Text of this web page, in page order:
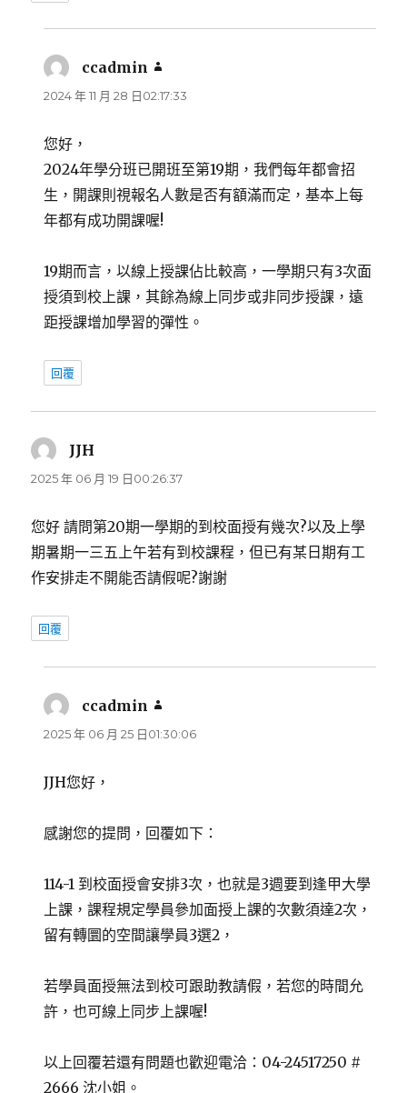
ccadmin
示:
2024 年 11 月 28 日02:17:33
您好，
2024年學分班已開班至第19期，我們每年都會招
生，開課則視報名人數是否有額滿而定，基本上每
年都有成功開課喔!
19期而言，以線上授課佔比較高，一學期只有3次面
授須到校上課，其餘為線上同步或非同步授課，遠
距授課增加學習的彈性。
回覆
JJH
示:
2025 年 06 月 19 日00:26:37
您好 請問第20期一學期的到校面授有幾次?以及上學
期暑期一三五上午若有到校課程，但已有某日期有工
作安排走不開能否請假呢?謝謝
回覆
ccadmin
示:
2025 年 06 月 25 日01:30:06
JJH您好，
感謝您的提問，回覆如下：
114-1 到校面授會安排3次，也就是3週要到逢甲大學
上課，課程規定學員參加面授上課的次數須達2次，
留有轉圜的空間讓學員3選2，
若學員面授無法到校可跟助教請假，若您的時間允
許，也可線上同步上課喔!
以上回覆若還有問題也歡迎電洽：04-24517250 #
2666 沈小姐。